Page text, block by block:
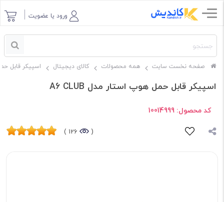
ورود یا عضویت
صفحه نخست سایت همه محصولات کالای دیجیتال اسپیکر قابل
اسپیکر قابل حمل هوپ استار مدل A6 CLUB
کد محصول: 10014999
(
126 )